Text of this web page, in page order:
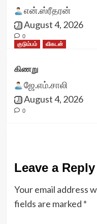
என்.ஸ்ரீதரன்
August 4, 2026
0
குடும்பம்
விகடன்
கிணறு
ஜே.எம்.சாலி
August 4, 2026
0
Leave a Reply
Your email address
fields are marked *